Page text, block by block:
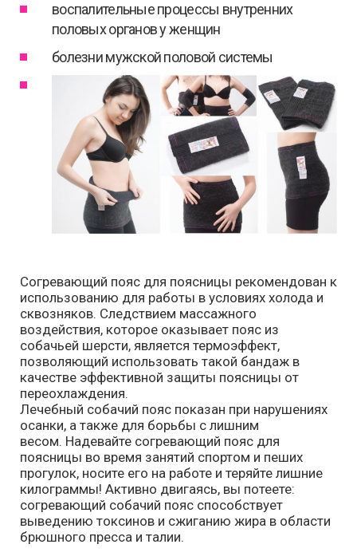
воспалительные процессы внутренних
половых органов у женщин
болезни мужской половой системы
Согревающий пояс для поясницы рекомендован к
использованию для работы в условиях холода и
сквозняков. Следствием массажного
воздействия, которое оказывает пояс из
собачьей шерсти, является термоэффект,
позволяющий использовать такой бандаж в
качестве эффективной защиты поясницы от
переохлаждения.
Лечебный собачий пояс показан при нарушениях
осанки, а также для борьбы с лишним
весом. Надевайте согревающий пояс для
поясницы во время занятий спортом и пеших
прогулок, носите его на работе и теряйте лишние
килограммы! Активно двигаясь, вы потеете:
согревающий собачий пояс способствует
выведению токсинов и сжиганию жира в области
брюшного пресса и талии.